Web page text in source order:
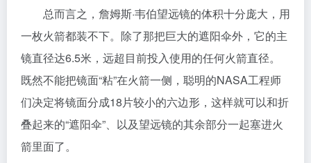
总而言之，詹姆斯·韦伯望远镜的体积十分庞大，用
一枚火箭都装不下。除了那把巨大的遮阳伞外，它的主
镜直径达6.5米，远超目前投入使用的任何火箭直径。
既然不能把镜面“粘”在火箭一侧，聪明的NASA工程师
们决定将镜面分成18片较小的六边形，这样就可以和折
叠起来的“遮阳伞”、以及望远镜的其余部分一起塞进火
箭里面了。